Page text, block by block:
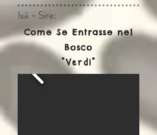
Isä - Sire:
Come Se Entrasse nel
Bosco
"Verdi"